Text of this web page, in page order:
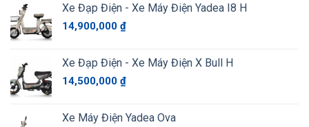
Xe Đạp Điện - Xe Máy Điện Yadea I8 H
14,900,000 ₫
Xe Đạp Điện - Xe Máy Điện X Bull H
14,500,000 ₫
Xe Máy Điện Yadea Ova